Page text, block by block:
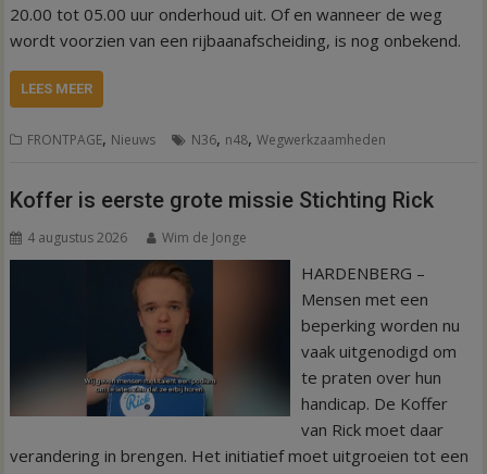
20.00 tot 05.00 uur onderhoud uit. Of en wanneer de weg
wordt voorzien van een rijbaanafscheiding, is nog onbekend.
LEES MEER
FRONTPAGE, Nieuws N36, n48,Wegwerkzaamheden
Koffer is eerste grote missie Stichting Rick
4 augustus 2026 Wim de Jonge
HARDENBERG –
Mensen met een
beperking worden nu
vaak uitgenodigd om
te praten over hun
handicap. De Koffer
van Rick moet daar
verandering in brengen. Het initiatief moet uitgroeien tot een